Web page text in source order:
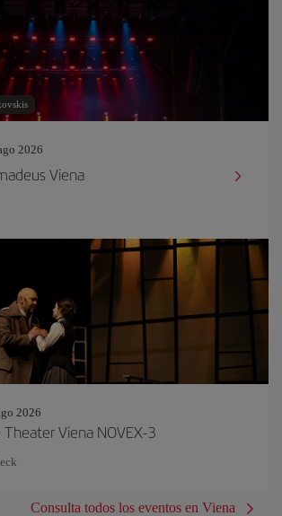
2026
Viena
2026
Viena NOVEX-3
Consulta todos los eventos en Viena